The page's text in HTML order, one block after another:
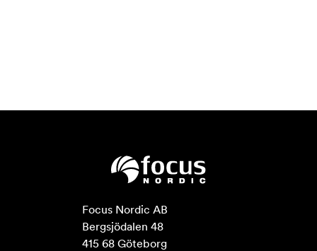
Focus Nordic AB
Bergsjödalen 48
415 68 Göteborg